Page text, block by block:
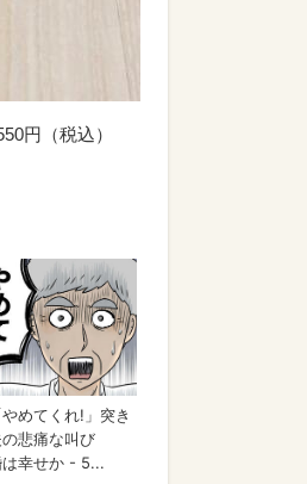
円（税込）